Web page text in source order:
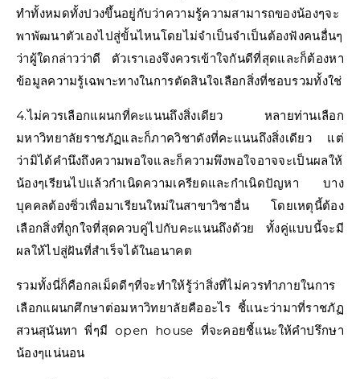
ทำทั้งหมดทั้งปวงขึ้นอยู่กับว่าความรู้ความสามารถของน้องๆจะ
พาพัฒนาตัวเองไปสู่ขั้นไหนโดยไม่จำเป็นจำเป็นต้องฟังคนอื่นๆ
ว่าผู้ใดกล่าวว่าดี ตัวเราเองจึงควรเข้าใจกันดีที่สุดและก็ต้องหา
ข้อมูลความรู้เฉพาะทางในการตัดสินใจเลือกสิ่งที่ชอบรวมทั้งใช่
4.ไม่ควรเลือกแผนกที่คะแนนถึงสิ่งเดียว หลายท่านเลือก
มหาวิทยาลัยราชภัฏและก็ภาควิชาดังที่คะแนนถึงสิ่งเดียว แต่
ว่ามิได้คำนึงถึงความพอใจและก็ความพึงพอใจอาจจะเป็นผลให้
น้องๆเรียนไปแล้วกำเนิดความเครียดและกำเนิดปัญหา บาง
บุคคลต้องซิ่วเพื่อมาเรียนใหม่ในสาขาวิชาอื่น โดยเหตุนี้ต้อง
เลือกสิ่งที่ถูกใจที่สุดควบคู่ไปกับคะแนนถึงด้วย ทั้งคู่แบบนี้จะมี
ผลให้ไปสู่ฝันที่สำเร็จได้ในอนาคต
รวมทั้งนี่ก็คือกลเม็ดดีๆที่จะทำให้รู้ว่าสิ่งที่ไม่ควรทำภายในการ
เลือกแผนกศึกษาต่อมหาวิทยาลัยคืออะไร ชี้แนะว่ามาที่ราชภัฏ
สวนสุนันทา พี่ๆมี open house ที่จะคอยชี้แนะให้คำปรึกษา
น้องๆแน่นอน